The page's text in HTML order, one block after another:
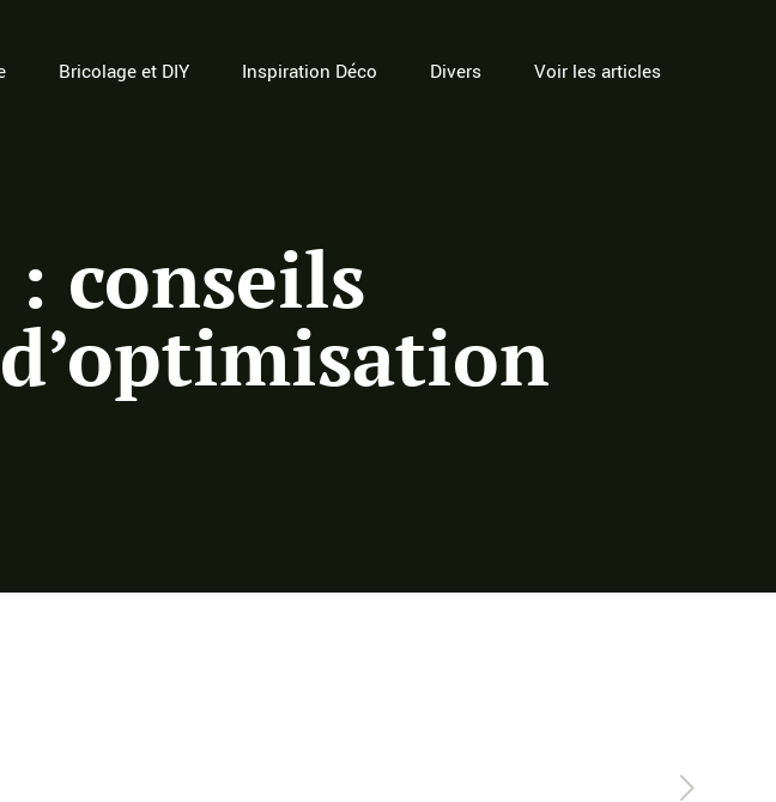
Bricolage et DIY Inspiration Déco Divers Voir les articles
conseils